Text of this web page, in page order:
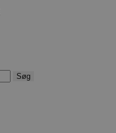
Søg
Søg